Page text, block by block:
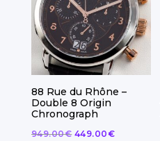
88 Rue du Rhône –
Double 8 Origin
Chronograph
949.00€ Le
449.00€Le